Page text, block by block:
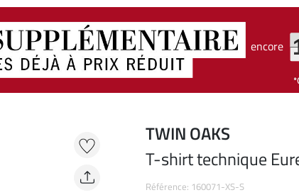
encore
TWIN OAKS
T-shirt technique
Référence: 160071-XS-S